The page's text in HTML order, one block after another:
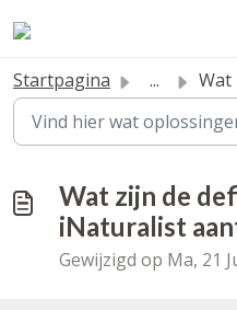
Startpagina ... Wat zijn de
Wat zijn de
iNaturalist
Gewijzigd op Ma, 21